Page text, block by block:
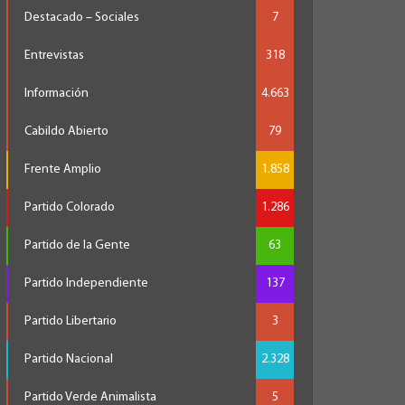
Destacado – Sociales 7
Entrevistas 318
Información 4.663
Cabildo Abierto 79
Frente Amplio 1.858
Partido Colorado 1.286
Partido de la Gente 63
Partido Independiente 137
Partido Libertario 3
Partido Nacional 2.328
Partido Verde Animalista 5